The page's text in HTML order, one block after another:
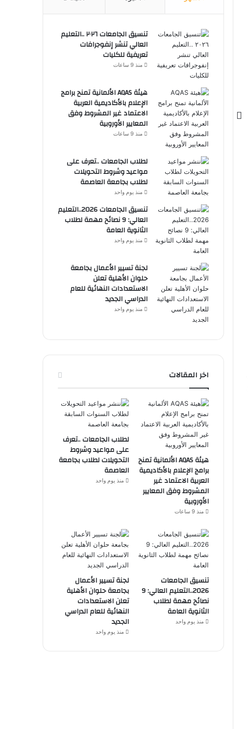
تنسيق الجامعات ٢٠٢٦ ..التعليم
العالي تنشر إنفوجرافات
تعريفية للكليات
منذ 9 ساعات
هيئة AQAS الألمانية تمنح برامج
الإعلام بالأكاديمية العربية
الاعتماد غير المشروط وفق
المعايير الأوروبية
منذ 9 ساعات
لطلاب الجامعات ..تعرف على
مواعيد وشروط التحويلات
لطلاب بجامعة العاصمة
منذ يوم واحد
تنسيق الجامعات 2026..التعليم
العالي: 9 نصائح مهمة لطلاب
الثانوية العامة
منذ يوم واحد
لجنة تسيير الأعمال بجامعة
حلوان الأهلية تعلن
الاستعدادات النهائية للعام
الدراسي الجديد
منذ يوم واحد
اخر المقالات
هيئة AQAS الألمانية تمنح
برامج الإعلام بالأكاديمية
العربية الاعتماد غير
المشروط وفق المعايير
الأوروبية
منذ 9 ساعات
لطلاب الجامعات ..تعرف
على مواعيد وشروط
التحويلات لطلاب بجامعة
العاصمة
منذ يوم واحد
تنسيق الجامعات
2026..التعليم العالي: 9
نصائح مهمة لطلاب
الثانوية العامة
منذ يوم واحد
لجنة تسيير الأعمال
بجامعة حلوان الأهلية
تعلن الاستعدادات
النهائية للعام الدراسي
الجديد
منذ يوم واحد